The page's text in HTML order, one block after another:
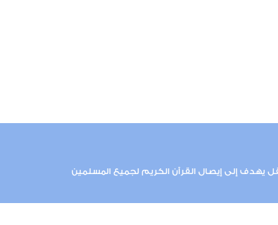
يهدف إلى إيصال القرآن الكريم لجميع المسلمين